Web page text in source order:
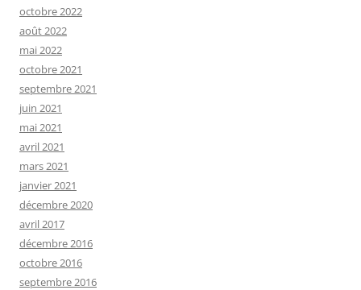
octobre 2022
août 2022
mai 2022
octobre 2021
septembre 2021
juin 2021
mai 2021
avril 2021
mars 2021
janvier 2021
décembre 2020
avril 2017
décembre 2016
octobre 2016
septembre 2016